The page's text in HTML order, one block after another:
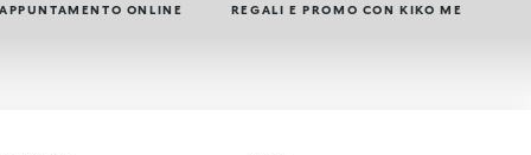
ONLINE REGALI E PROMO CON KIKO ME